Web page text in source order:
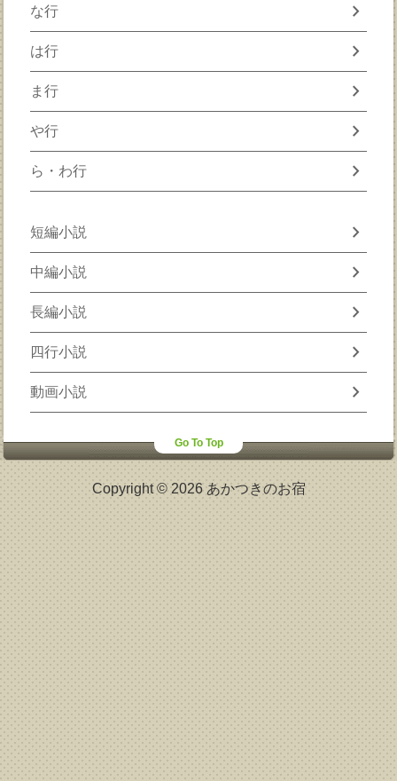
な行 chevron_right
は行 chevron_right
ま行 chevron_right
や行 chevron_right
ら・わ行 chevron_right
短編小説 chevron_right
中編小説 chevron_right
長編小説 chevron_right
四行小説 chevron_right
動画小説 chevron_right
Go To Top
Copyright © 2026 あかつきのお宿